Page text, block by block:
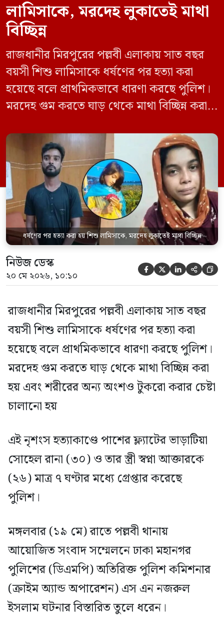
লামিসাকে, মরদেহ লুকাতেই মাথা
বিচ্ছিন্ন
রাজধানীর মিরপুরের পল্লবী এলাকায় সাত বছর
বয়সী শিশু লামিসাকে ধর্ষণের পর হত্যা করা
হয়েছে বলে প্রাথমিকভাবে ধারণা করছে পুলিশ।
মরদেহ গুম করতে ঘাড় থেকে মাথা বিচ্ছিন্ন করা
চালানো হয় এই নৃশংস হত্যাকাণ্ডে পাশের ফ্ল্যাটের
ভাড়াটিয়া সোহেল রানা (৩০) ও তার স্ত্রী স্বপ্না
আক্তারকে (২৬) মাত্র ৭ ঘণ্টার […]
ধর্ষণের পর হত্যা করা হয় শিশু লামিসাকে, মরদেহ লুকাতেই মাথা বিচ্ছিন্ন
নিউজ ডেস্ক
২০ মে ২০২৬, ১০:১০     
রাজধানীর মিরপুরের পল্লবী এলাকায় সাত বছর
বয়সী শিশু লামিসাকে ধর্ষণের পর হত্যা করা
হয়েছে বলে প্রাথমিকভাবে ধারণা করছে পুলিশ।
মরদেহ গুম করতে ঘাড় থেকে মাথা বিচ্ছিন্ন করা
হয় এবং শরীরের অন্য অংশও টুকরো করার চেষ্টা
চালানো হয়
এই নৃশংস হত্যাকাণ্ডে পাশের ফ্ল্যাটের ভাড়াটিয়া
সোহেল রানা (৩০) ও তার স্ত্রী স্বপ্না আক্তারকে
(২৬) মাত্র ৭ ঘণ্টার মধ্যে গ্রেপ্তার করেছে
পুলিশ।
মঙ্গলবার (১৯ মে) রাতে পল্লবী থানায়
আয়োজিত সংবাদ সম্মেলনে ঢাকা মহানগর
পুলিশের (ডিএমপি) অতিরিক্ত পুলিশ কমিশনার
(ক্রাইম অ্যান্ড অপারেশন) এস এন নজরুল
ইসলাম ঘটনার বিস্তারিত তুলে ধরেন।